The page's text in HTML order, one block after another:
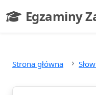
Egzaminy
- strona
Strona główna